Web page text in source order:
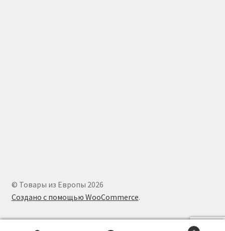
© Товары из Европы 2026
Создано с помощью WooCommerce.